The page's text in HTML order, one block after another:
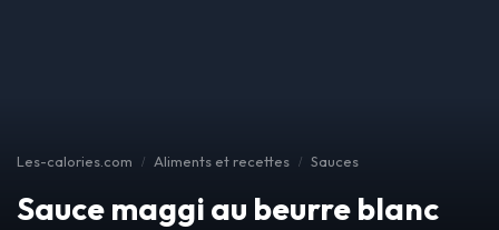
Les-calories.com Aliments et recettes Sauces
Sauce maggi au beurre blanc